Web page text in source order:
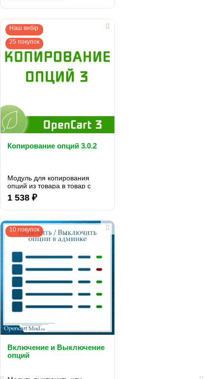
Наш вибір
25 покупок
Копирование опций 3.0.2
Модуль для копирования
опций из товара в товар с
поддержкой копирования
связанных опций...
1 538 ₽
10 покупок
Включение и Выключение
опций